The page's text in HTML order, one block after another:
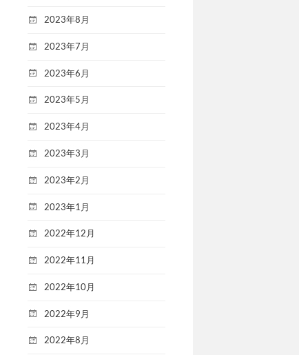
2023年8月
2023年7月
2023年6月
2023年5月
2023年4月
2023年3月
2023年2月
2023年1月
2022年12月
2022年11月
2022年10月
2022年9月
2022年8月